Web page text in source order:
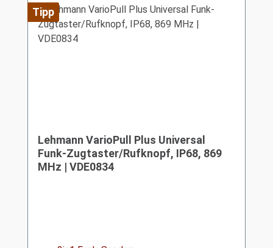
Tipp
Lehmann VarioPull Plus Universal
Funk-Zugtaster/Rufknopf, IP68, 869
MHz | VDE0834